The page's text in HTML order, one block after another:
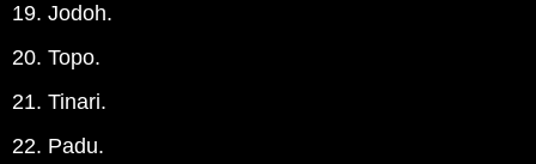
19. Jodoh.
20. Topo.
21. Tinari.
22. Padu.